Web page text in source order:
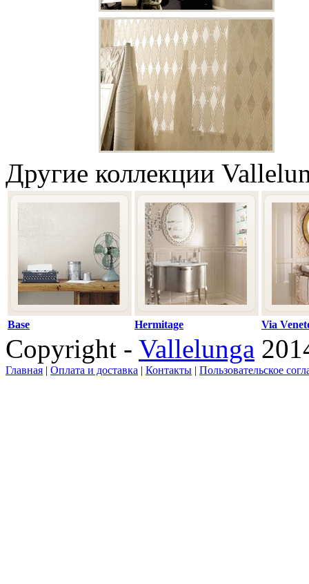
Другие коллекции
Base Hermitage Via
Copyright - Vallelunga
Главная | Оплата и доставка | Контакты | Пользовательское